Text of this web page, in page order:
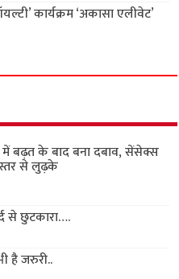
कार्यक्रम ‘अकासा एलीवेट’
बढ़त के बाद बना दबाव, सेंसेक्स
से लुढ़के
से छुटकारा….
है जरुरी..